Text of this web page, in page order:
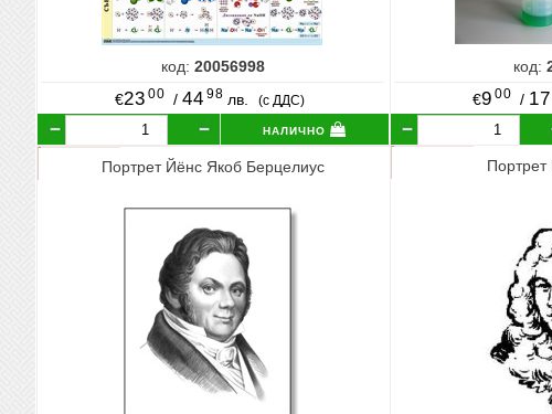
код: 20056998
€23 00 / 44 98 лв. (с ДДС)
налично
код:
€9 00 / 17
Портрет Йёнс Якоб Берцелиус